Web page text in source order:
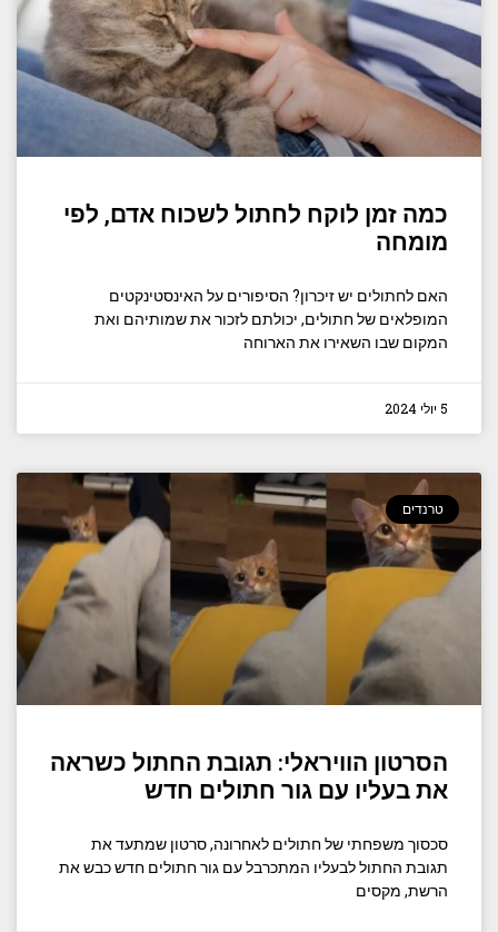
כמה זמן לוקח לחתול לשכוח אדם, לפי
מומחה
האם לחתולים יש זיכרון? הסיפורים על האינסטינקטים
המופלאים של חתולים, יכולתם לזכור את שמותיהם ואת
המקום שבו השאירו את הארוחה
5 יולי 2024
טרנדים
הסרטון הוויראלי: תגובת החתול כשראה
את בעליו עם גור חתולים חדש
סכסוך משפחתי של חתולים לאחרונה, סרטון שמתעד את
תגובת החתול לבעליו המתכרבל עם גור חתולים חדש כבש את
הרשת, מקסים